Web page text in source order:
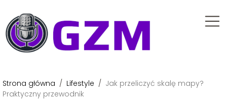
Strona główna / Lifestyle / Jak przeliczyć skalę mapy?
Praktyczny przewodnik